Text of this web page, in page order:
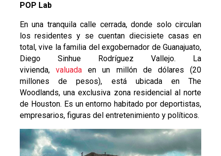
POP Lab
En una tranquila calle cerrada, donde solo circulan
los residentes y se cuentan diecisiete casas en
total, vive la familia del exgobernador de Guanajuato,
Diego Sinhue Rodríguez Vallejo. La
vivienda, valuadaen un millón de dólares (20
millones de pesos), está ubicada en The
Woodlands, una exclusiva zona residencial al norte
de Houston. Es un entorno habitado por deportistas,
empresarios, figuras del entretenimiento y políticos.